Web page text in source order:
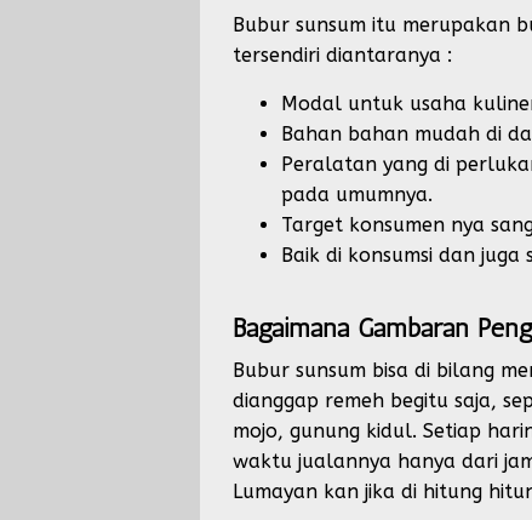
Bubur sunsum itu merupakan
tersendiri diantaranya :
Modal untuk usaha
Bahan bahan mudah di
Peralatan yang di
pada umumnya.
Target konsumen nya
Baik di konsumsi dan juga
Bagaimana Gambaran
Bubur sunsum bisa di bilang
dianggap remeh begitu saja,
mojo, gunung kidul. Setiap
waktu jualannya hanya dari
Lumayan kan jika di hitung